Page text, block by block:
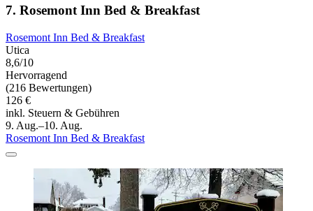
7. Rosemont Inn Bed & Breakfast
Rosemont Inn Bed & Breakfast
Utica
8,6/10
Hervorragend
(216 Bewertungen)
126 €
inkl. Steuern & Gebühren
9. Aug.–10. Aug.
Rosemont Inn Bed & Breakfast